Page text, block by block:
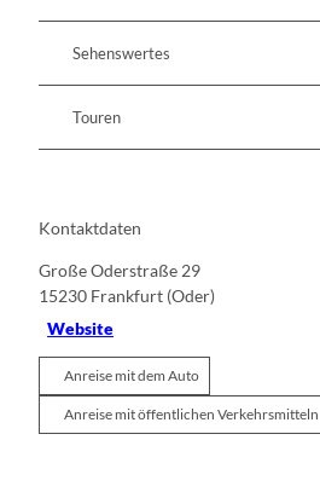
Sehenswertes
Touren
Kontaktdaten
Große Oderstraße 29
15230 Frankfurt (Oder)
Website
Anreise mit dem Auto
Anreise mit öffentlichen Verkehrsmitteln